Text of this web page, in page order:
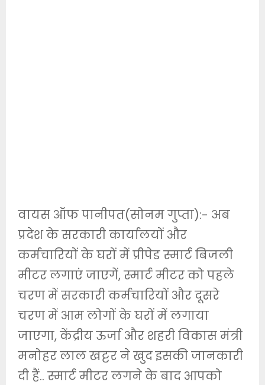
वायस ऑफ पानीपत(सोनम गुप्ता):- अब
प्रदेश के सरकारी कार्यालयों और
कर्मचारियों के घरों में प्रीपेड स्मार्ट बिजली
मीटर लगाएं जाएगें, स्मार्ट मीटर को पहले
चरण में सरकारी कर्मचारियों और दूसरे
चरण में आम लोगों के घरों में लगाया
जाएगा, केंद्रीय ऊर्जा और शहरी विकास मंत्री
मनोहर लाल खट्टर ने खुद इसकी जानकारी
दी हैं.. स्मार्ट मीटर लगने के बाद आपको